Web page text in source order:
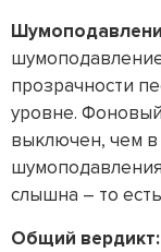
прозрачности
уровне.
выключен, чем
слышна – то
Общий вердикт: